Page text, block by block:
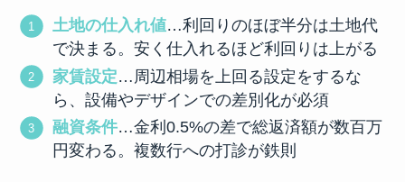
土地の仕入れ値…利回りのほぼ半分は土地代
で決まる。安く仕入れるほど利回りは上がる
家賃設定…周辺相場を上回る設定をするな
ら、設備やデザインでの差別化が必須
融資条件…金利0.5%の差で総返済額が数百万
円変わる。複数行への打診が鉄則